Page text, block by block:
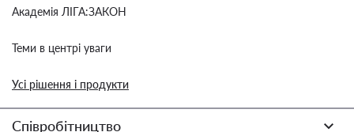
Академія ЛІГА:ЗАКОН
Теми в центрі уваги
Усі рішення і продукти
Співробітництво